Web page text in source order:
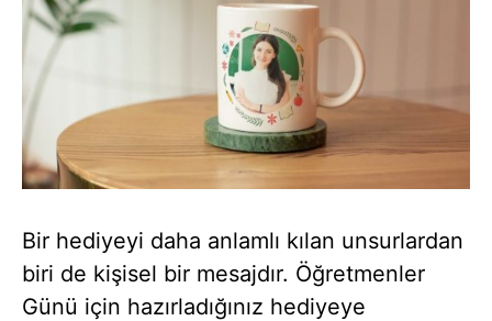
Bir hediyeyi daha anlamlı kılan unsurlardan
biri de kişisel bir mesajdır. Öğretmenler
Günü için hazırladığınız hediyeye